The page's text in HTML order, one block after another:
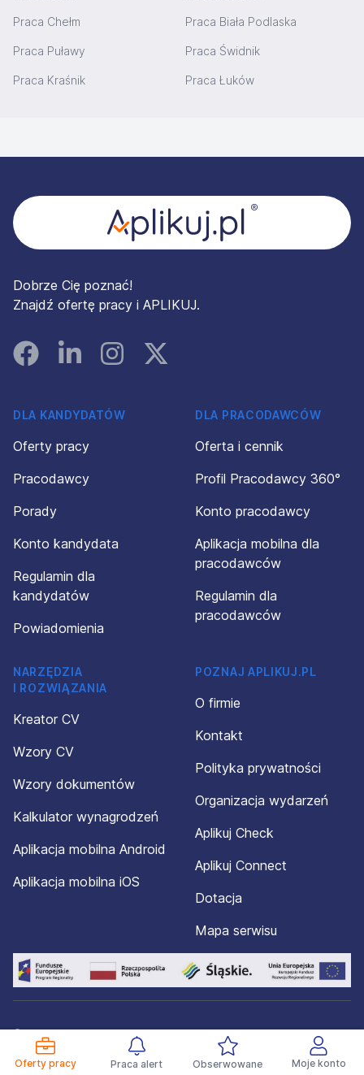
Oferty pracy Praca alert Obserwowane Moje konto
Praca Chełm Praca Biała Podlaska
Praca Puławy Praca Świdnik
Praca Kraśnik Praca Łuków
Dobrze Cię poznać!
Znajdź ofertę pracy i APLIKUJ.
FacebookLinked InInstagramInstagram
DLA KANDYDATÓW
Oferty pracy
Pracodawcy
Porady
Konto kandydata
Regulamin dla
kandydatów
Powiadomienia
DLA PRACODAWCÓW
Oferta i cennik
Profil Pracodawcy 360°
Konto pracodawcy
Aplikacja mobilna dla
pracodawców
Regulamin dla
pracodawców
NARZĘDZIA
I ROZWIĄZANIA
Kreator CV
Wzory CV
Wzory dokumentów
Kalkulator wynagrodzeń
Aplikacja mobilna Android
Aplikacja mobilna iOS
POZNAJ APLIKUJ.PL
O firmie
Kontakt
Polityka prywatności
Organizacja wydarzeń
Aplikuj Check
Aplikuj Connect
Dotacja
Mapa serwisu
© 2012-2026 Aplikuj.pl®. Wszelkie prawa zastrzeżone.